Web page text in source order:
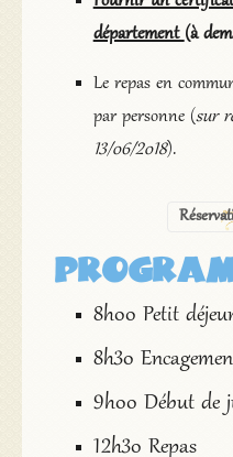
département (à
Le repas en
par personne (sur
13/06/2018).
8h00 Petit
8h30
9h00 Début de
12h30 Repas